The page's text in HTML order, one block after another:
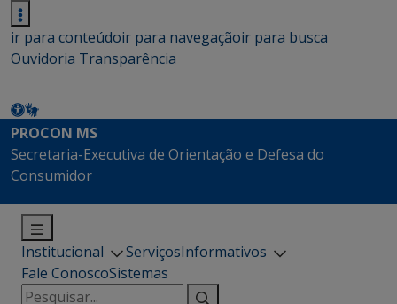
ir para conteúdoir para navegaçãoir para busca
Ouvidoria Transparência
PROCON MS
Secretaria-Executiva de Orientação e Defesa do
Consumidor
Institucional ServiçosInformativos
Fale ConoscoSistemas
Pesquisar